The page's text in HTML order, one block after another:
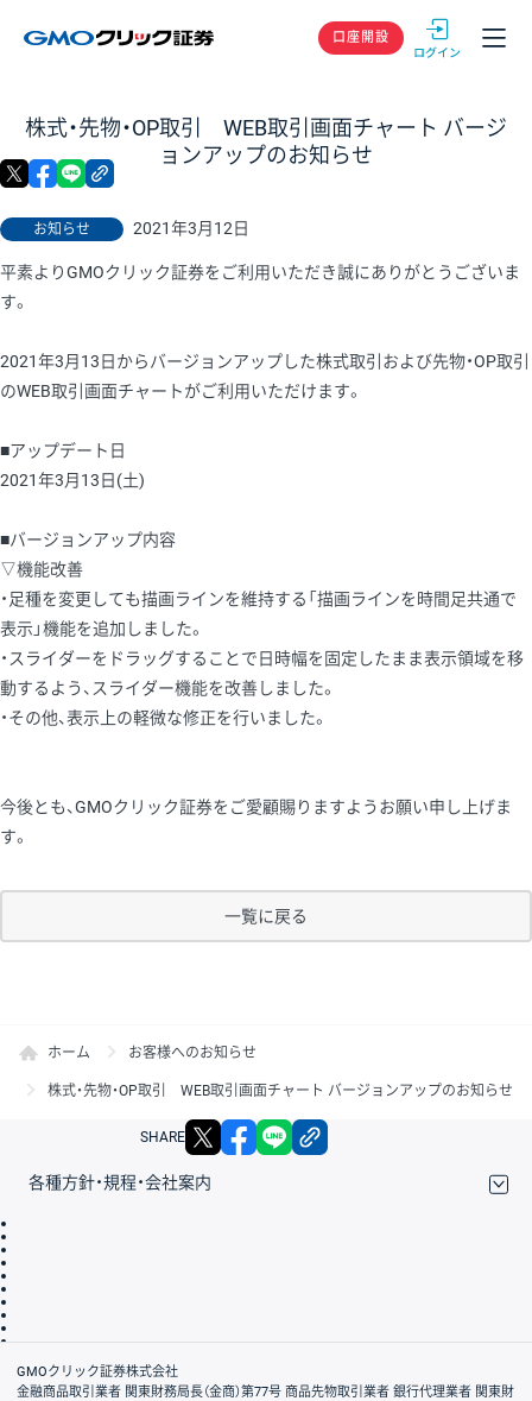
GMOクリック
口座開設
株式・先物・OP取引 WEB取引画面チャート バージ
ョンアップのお知らせ
お知らせ 2021年3月12日
X facebook
平素よりGMOクリック証券をご利用いただき誠にありがとうございま
す。
2021年3月13日からバージョンアップした株式取引および先物・OP取引
のWEB取引画面チャートがご利用いただけます。
■アップデート日
2021年3月13日(土)
■バージョンアップ内容
▽機能改善
・足種を変更しても描画ラインを維持する「描画ラインを時間足共通で
表示」機能を追加しました。
・スライダーをドラッグすることで日時幅を固定したまま表示領域を移
動するよう、スライダー機能を改善しました。
・その他、表示上の軽微な修正を行いました。
今後とも、GMOクリック証券をご愛顧賜りますようお願い申し上げま
す。
一覧に戻る
ホーム お客様へのお知らせ
株式・先物・OP取引 WEB取引画面チャート バージョンアップのお知らせ
SHARE X facebook
各種方針・規程・会社案内
会社案内
GMOクリック証券株式会社
金融商品取引業者 関東財務局長（金商）第77号 商品先物取引業者 銀行代理業者 関東財